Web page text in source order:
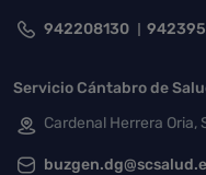
942208130
Servicio Cántabro de
Cardenal Herrera Oria,